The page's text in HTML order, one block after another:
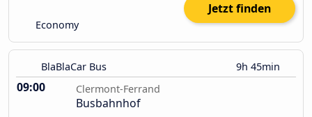
Economy
Jetzt finden
BlaBlaCar Bus 9h 45min
09:00 Clermont-Ferrand
Busbahnhof